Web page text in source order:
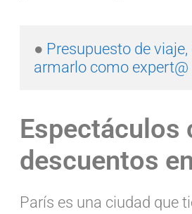
● Presupuesto de
armarlo como expert@
Espectáculos
descuentos
París es una ciudad que